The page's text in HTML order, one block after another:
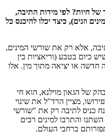
חיות? לפי מידות התיבה,
וזנים), כיצד יכלו להיכנס כל
אלא רק את שורשי המינים,
כיום בטבע (וריאציות בין
חדשה או יציאה מתוך מין. אלו
של הגאון מוילנא, הוא חי
בפירושו, מציין הרד"ל את שינוי
כניס לתיבה רק את "שורשי
והתרבו למינים רבים
ברחבי העולם.